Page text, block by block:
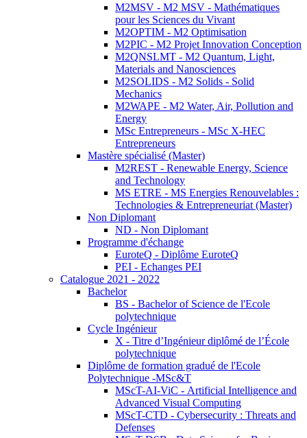
M2MSV - M2 MSV - Mathématiques
pour les Sciences du Vivant
M2OPTIM - M2 Optimisation
M2PIC - M2 Projet Innovation Conception
M2QNSLMT - M2 Quantum, Light,
Materials and Nanosciences
M2SOLIDS - M2 Solids - Solid
Mechanics
M2WAPE - M2 Water, Air, Pollution and
Energy
MSc Entrepreneurs - MSc X-HEC
Entrepreneurs
Mastère spécialisé (Master)
M2REST - Renewable Energy, Science
and Technology
MS ETRE - MS Energies Renouvelables :
Technologies & Entrepreneuriat (Master)
Non Diplomant
ND - Non Diplomant
Programme d'échange
EuroteQ - Diplôme EuroteQ
PEI - Echanges PEI
Catalogue 2021 - 2022
Bachelor
BS - Bachelor of Science de l'Ecole
polytechnique
Cycle Ingénieur
X - Titre d’Ingénieur diplômé de l’École
polytechnique
Diplôme de formation gradué de l'Ecole
Polytechnique -MSc&T
MScT-AI-ViC - Artificial Intelligence and
Advanced Visual Computing
MScT-CTD - Cybersecurity : Threats and
Defenses